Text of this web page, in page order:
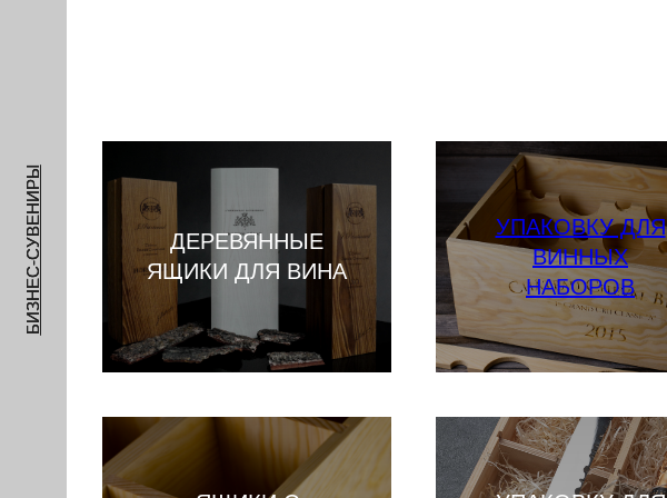
БИЗНЕС-СУВЕНИРЫ
ДЕРЕВЯННЫЕ
ЯЩИКИ ДЛЯ ВИНА
УПАКОВКУ ДЛЯ
ВИННЫХ
НАБОРОВ